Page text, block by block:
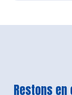
Restons